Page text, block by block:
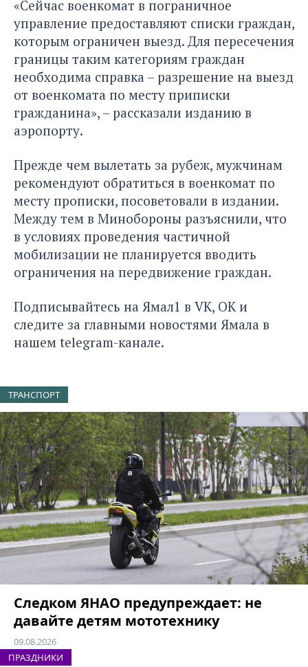
«Сейчас военкомат в пограничное
управление предоставляют списки граждан,
которым ограничен выезд. Для пересечения
границы таким категориям граждан
необходима справка – разрешение на выезд
от военкомата по месту приписки
гражданина», – рассказали изданию в
аэропорту.
Прежде чем вылетать за рубеж, мужчинам
рекомендуют обратиться в военкомат по
месту прописки, посоветовали в издании.
Между тем в Минобороны разъяснили, что
в условиях проведения частичной
мобилизации не планируется вводить
ограничения на передвижение граждан.
Подписывайтесь на Ямал1 в VK, ОК и
следите за главными новостями Ямала в
нашем telegram-канале.
ТРАНСПОРТ
Следком ЯНАО предупреждает: не
давайте детям мототехнику
09.08.2026
ПРАЗДНИКИ